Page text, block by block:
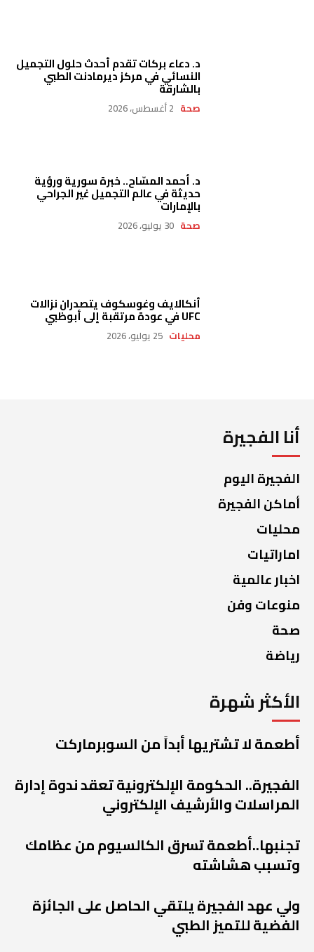
د. دعاء بركات تقدم أحدث حلول التجميل
النسائي في مركز ديرمادنت الطبي
بالشارقة
صحة 2 أغسطس، 2026
د. أحمد المسّاح.. خبرة سورية ورؤية
حديثة في عالم التجميل غير الجراحي
بالإمارات
صحة 30 يوليو، 2026
أنكالايف وغوسكوف يتصدران نزالات
UFC في عودة مرتقبة إلى أبوظبي
محليات 25 يوليو، 2026
أنا الفجيرة
الفجيرة اليوم
أماكن الفجيرة
محليات
اماراتيات
اخبار عالمية
منوعات وفن
صحة
رياضة
الأكثر شهرة
أطعمة لا تشتريها أبداً من السوبرماركت
الفجيرة.. الحكومة الإلكترونية تعقد ندوة إدارة
المراسلات والأرشيف الإلكتروني
تجنبها..أطعمة تسرق الكالسيوم من عظامك
وتسبب هشاشته
ولي عهد الفجيرة يلتقي الحاصل على الجائزة
الفضية للتميز الطبي